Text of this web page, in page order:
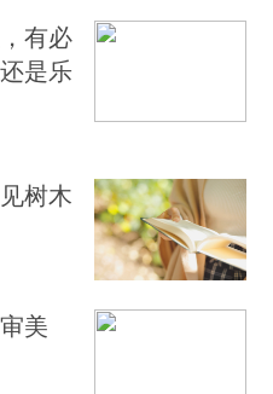
有必
是乐
树木
美